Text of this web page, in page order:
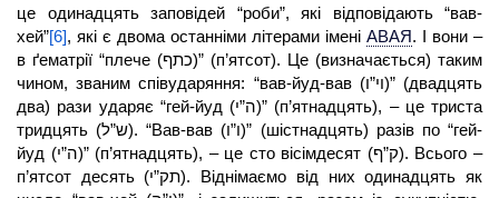
це одинадцять заповідей “роби”, які відповідають “вав-
хей”[6], які є двома останніми літерами імені АВАЯ. І вони –
в ґематрії “плече (כתף)” (п’ятсот). Це (визначається) таким
чином, званим співударяння: “вав-йуд-вав (וי”ו)” (двадцять
два) рази ударяє “гей-йуд (ה”י)” (п’ятнадцять), – це триста
тридцять (ש”ל). “Вав-вав (ו”ו)” (шістнадцять) разів по “гей-
йуд (ה”י)” (п’ятнадцять), – це сто вісімдесят (ק”ף). Всього –
п’ятсот десять (תק”י). Віднімаємо від них одинадцять як